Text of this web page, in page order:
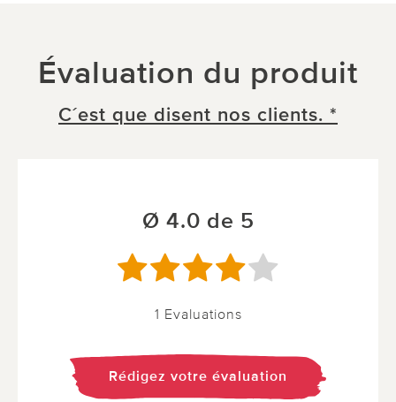
Évaluation du produit
C´est que disent nos clients. *
Ø 4.0 de 5
1 Evaluations
Rédigez votre évaluation